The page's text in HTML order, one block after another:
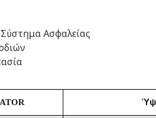
Σύστημα Ασφαλείας